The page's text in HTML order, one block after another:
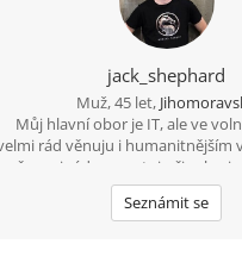
jack_shephard
Muž, 45 let,
Můj hlavní obor je IT, ale ve
rád věnuju i humanitnějším
času si rád zasportuju či zahraju
Hledám někoho sympatického
rozhledu, aby jsme si měli o
Seznámit se